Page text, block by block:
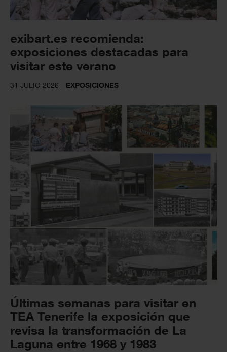
exibart.es recomienda:
exposiciones destacadas para
visitar este verano
31 JULIO 2026 EXPOSICIONES
Últimas semanas para visitar en
TEA Tenerife la exposición que
revisa la transformación de La
Laguna entre 1968 y 1983